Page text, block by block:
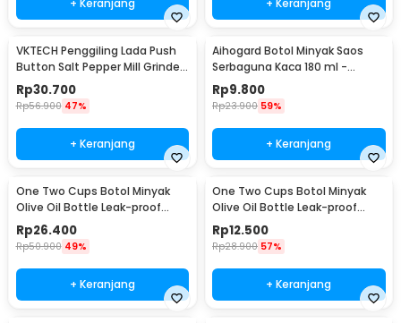
+ Keranjang + Keranjang
VKTECH Penggiling Lada Push
Button Salt Pepper Mill Grinder
135ml - MG600A
Rp30.700
Rp56.900 47%
+ Keranjang
Aihogard Botol Minyak Saos
Serbaguna Kaca 180 ml -
CW192
Rp9.800
Rp23.900 59%
+ Keranjang
One Two Cups Botol Minyak
Olive Oil Bottle Leak-proof
500ml - CW199
Rp26.400
Rp50.900 49%
+ Keranjang
One Two Cups Botol Minyak
Olive Oil Bottle Leak-proof
300ml - CW199
Rp12.500
Rp28.900 57%
+ Keranjang